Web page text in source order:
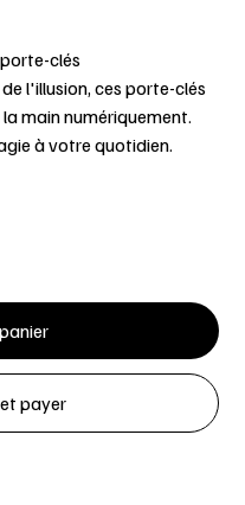
clés
l'illusion, ces porte-clés
main numériquement.
à votre quotidien.
payer